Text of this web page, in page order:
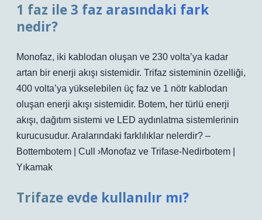
1 faz ile 3 faz arasındaki fark
nedir?
Monofaz, iki kablodan oluşan ve 230 volta’ya kadar
artan bir enerji akışı sistemidir. Trifaz sisteminin özelliği,
400 volta’ya yükselebilen üç faz ve 1 nötr kablodan
oluşan enerji akışı sistemidir. Botem, her türlü enerji
akışı, dağıtım sistemi ve LED aydınlatma sistemlerinin
kurucusudur. Aralarındaki farklılıklar nelerdir? –
Bottembotem | Cull ›Monofaz ve Trifase-Nedirbotem |
Yıkamak
Trifaze evde kullanılır mı?